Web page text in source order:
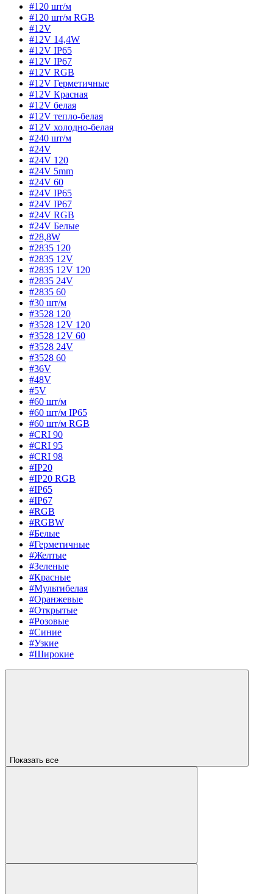
#120 шт/м
#120 шт/м RGB
#12V
#12V 14,4W
#12V IP65
#12V IP67
#12V RGB
#12V Герметичные
#12V Красная
#12V белая
#12V тепло-белая
#12V холодно-белая
#240 шт/м
#24V
#24V 120
#24V 5mm
#24V 60
#24V IP65
#24V IP67
#24V RGB
#24V Белые
#28,8W
#2835 120
#2835 12V
#2835 12V 120
#2835 24V
#2835 60
#30 шт/м
#3528 120
#3528 12V 120
#3528 12V 60
#3528 24V
#3528 60
#36V
#48V
#5V
#60 шт/м
#60 шт/м IP65
#60 шт/м RGB
#CRI 90
#CRI 95
#CRI 98
#IP20
#IP20 RGB
#IP65
#IP67
#RGB
#RGBW
#Белые
#Герметичные
#Желтые
#Зеленые
#Красные
#Мультибелая
#Оранжевые
#Открытые
#Розовые
#Синие
#Узкие
#Широкие
Показать все